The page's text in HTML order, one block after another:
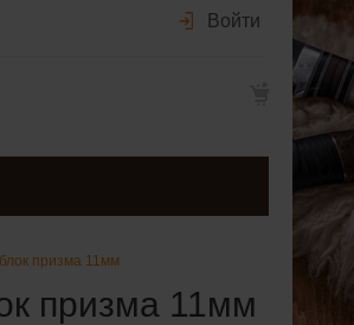
Войти
призма 11мм
призма 11мм